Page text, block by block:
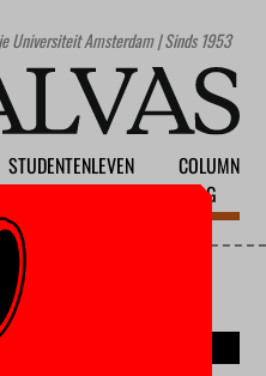
Universiteit Amsterdam | Sinds 1953
STUDENTENLEVEN
COLUMN
BLOG